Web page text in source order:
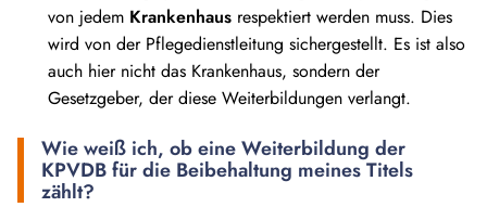
von jedem Krankenhaus respektiert werden muss. Dies
wird von der Pflegedienstleitung sichergestellt. Es ist also
auch hier nicht das Krankenhaus, sondern der
Gesetzgeber, der diese Weiterbildungen verlangt.
Wie weiß ich, ob eine Weiterbildung der
KPVDB für die Beibehaltung meines Titels
zählt?